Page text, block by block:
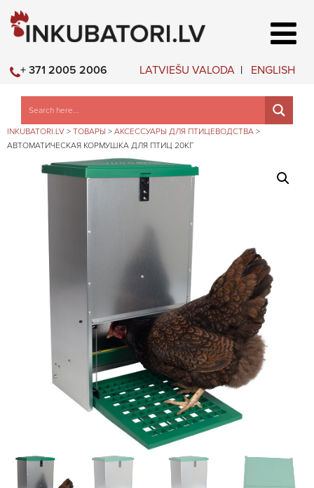
LATVIEŠU VALODA ENGLISH
+ 371 2005 2006
INKUBATORI.LV > ТОВАРЫ > АКСЕССУАРЫ ДЛЯ ПТИЦЕВОДСТВА >
АВТОМАТИЧЕСКАЯ КОРМУШКА ДЛЯ ПТИЦ 20КГ